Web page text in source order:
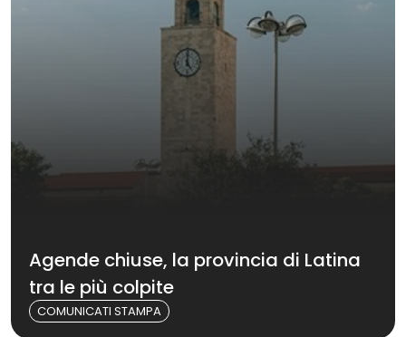
Agende chiuse, la provincia di Latina
tra le più colpite
COMUNICATI STAMPA